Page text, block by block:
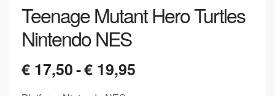
Teenage Mutant Hero Turtles
Nintendo NES
€ 17,50 € 19,95